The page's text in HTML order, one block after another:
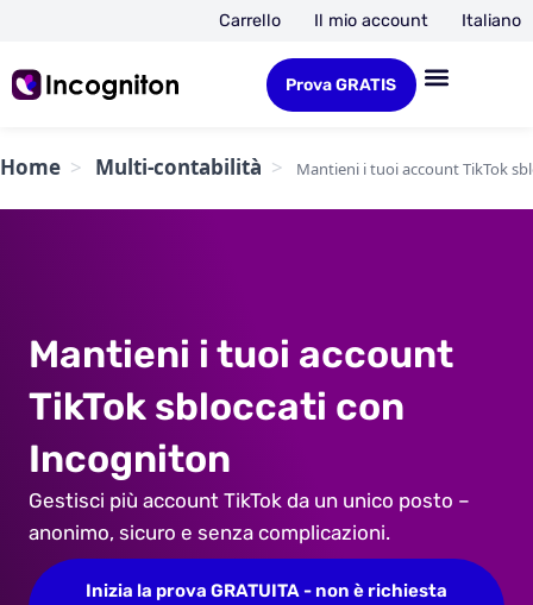
Carrello Il mio account Italiano
Prova GRATIS
Home Multi-contabilità Mantieni i tuoi account TikTok
Mantieni i tuoi account
TikTok sbloccati con
Incogniton
Gestisci più account TikTok da un unico posto –
anonimo, sicuro e senza complicazioni.
Inizia la prova GRATUITA - non è richiesta